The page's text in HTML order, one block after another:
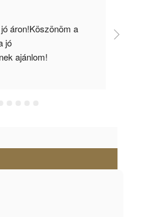
áron!Köszönöm a
jó
ajánlom!